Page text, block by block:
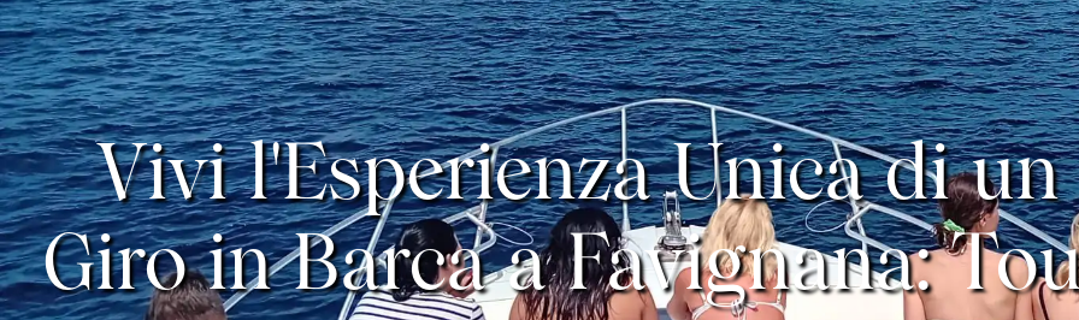
Vivi l'Esperienza Unica di un
Giro in Barca a Favignana: